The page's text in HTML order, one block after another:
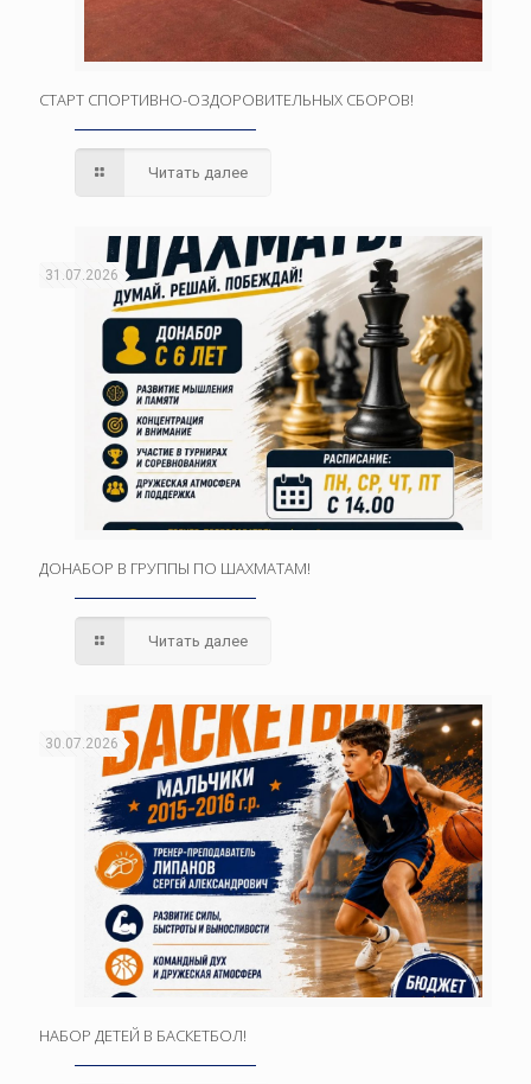
СТАРТ СПОРТИВНО-ОЗДОРОВИТЕЛЬНЫХ СБОРОВ!
Читать далее
31.07.2026
ДОНАБОР В ГРУППЫ ПО ШАХМАТАМ!
Читать далее
30.07.2026
НАБОР ДЕТЕЙ В БАСКЕТБОЛ!